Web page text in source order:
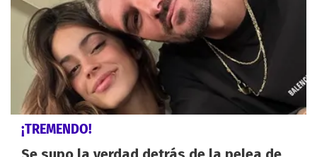
¡TREMENDO!